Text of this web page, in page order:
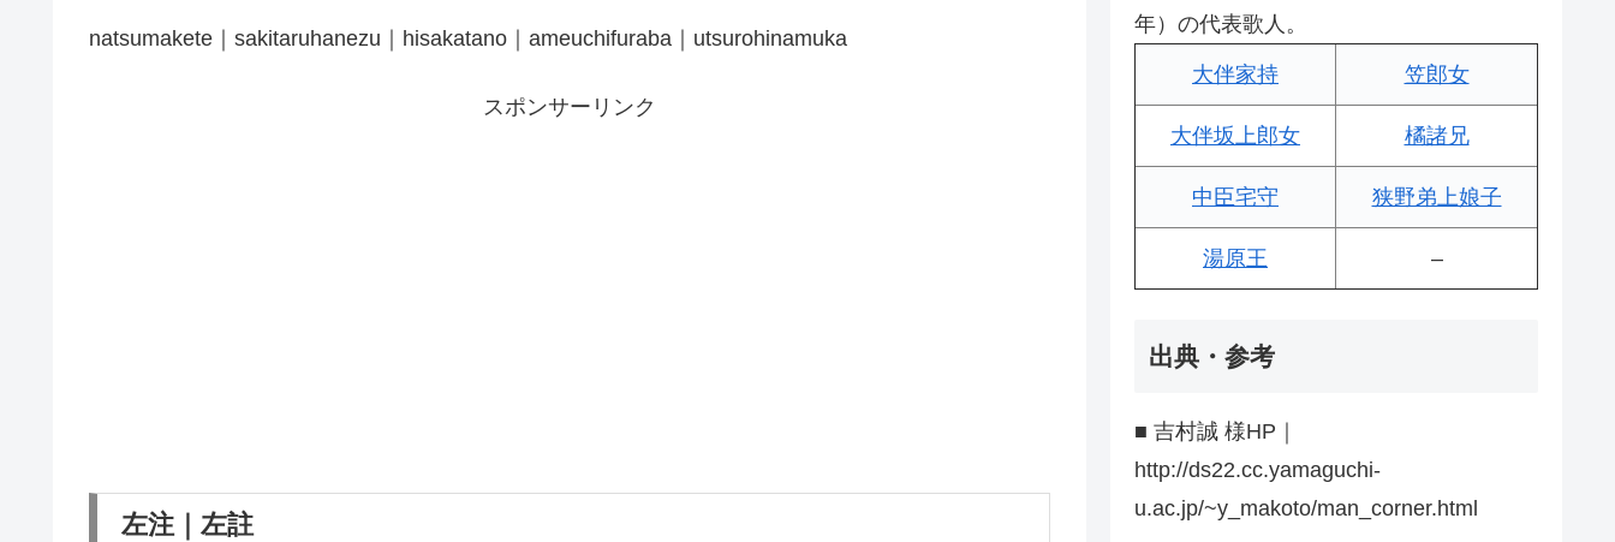
natsumakete｜sakitaruhanezu｜hisakatano｜ameuchifuraba｜utsurohinamuka
スポンサーリンク
左注｜左註
年）の代表歌人。
大伴家持 笠郎女
大伴坂上郎女 橘諸兄
中臣宅守 狭野弟上娘子
湯原王 –
出典・参考
■ 吉村誠 様HP｜
http://ds22.cc.yamaguchi-
u.ac.jp/~y_makoto/man_corner.html